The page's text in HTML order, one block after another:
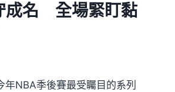
成名 全場緊盯黏
年NBA季後賽最受矚目的系列